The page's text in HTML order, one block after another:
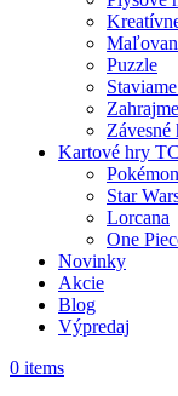
Puzzle
Závesné
Kartové hry
Pokémon
Star
Lorcana
One
Novinky
Akcie
Blog
Výpredaj
0 items